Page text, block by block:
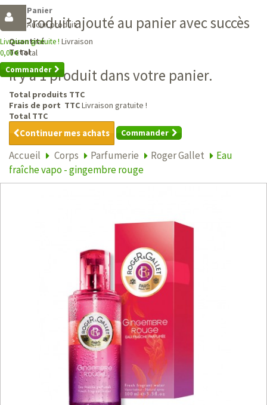
Panier
Aucun produit
Livraison gratuite ! Livraison
0,00 €Total
Commander
Produit ajouté au panier avec succès
Quantité
Total
Il y a 1 produit dans votre panier.
Total produits TTC
Frais de port TTCLivraison gratuite !
Total TTC
Continuer mes achats Commander
Accueil Corps Parfumerie Roger Gallet
Eau
fraîche vapo - gingembre rouge